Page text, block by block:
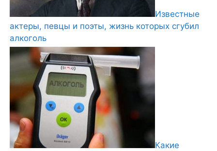
Известные
актеры, певцы и поэты, жизнь которых сгубил
алкоголь
Какие